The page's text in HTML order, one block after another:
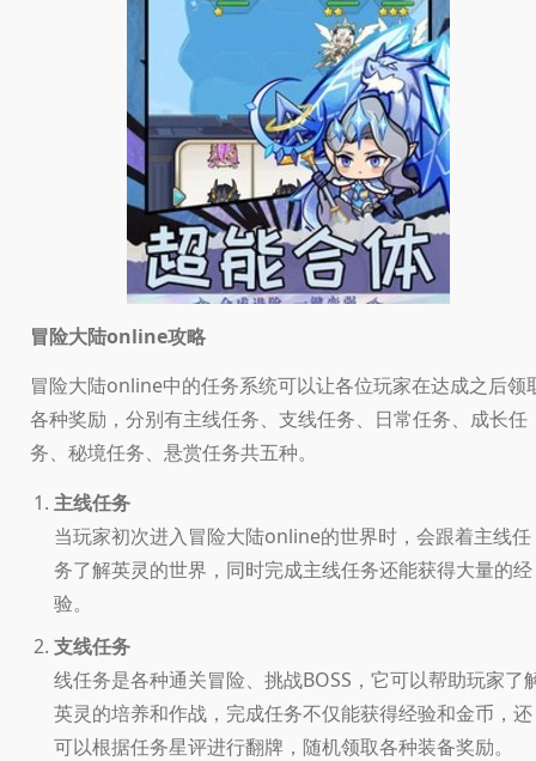
冒险大陆online攻略
冒险大陆online中的任务系统可以让各位玩家在达成之后领
各种奖励，分别有主线任务、支线任务、日常任务、成长任
务、秘境任务、悬赏任务共五种。
主线任务
当玩家初次进入冒险大陆online的世界时，会跟着主线任
务了解英灵的世界，同时完成主线任务还能获得大量的经
验。
支线任务
线任务是各种通关冒险、挑战BOSS，它可以帮助玩家了
英灵的培养和作战，完成任务不仅能获得经验和金币，还
可以根据任务星评进行翻牌，随机领取各种装备奖励。